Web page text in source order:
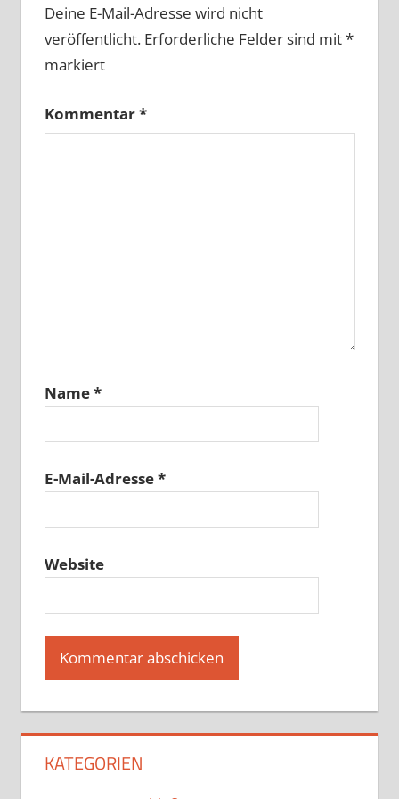
Deine E-Mail-Adresse wird nicht
veröffentlicht. Erforderliche Felder sind mit*
markiert
Kommentar*
Name*
E-Mail-Adresse*
Website
KATEGORIEN